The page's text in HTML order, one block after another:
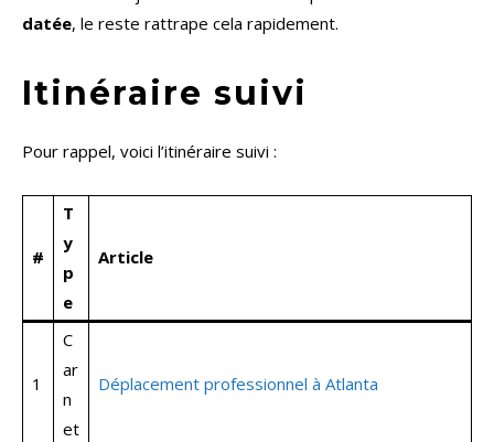
datée, le reste rattrape cela rapidement.
Itinéraire suivi
Pour rappel, voici l’itinéraire suivi :
#
T
y
p
e
Article
1
C
ar
n
et
Déplacement professionnel à Atlanta